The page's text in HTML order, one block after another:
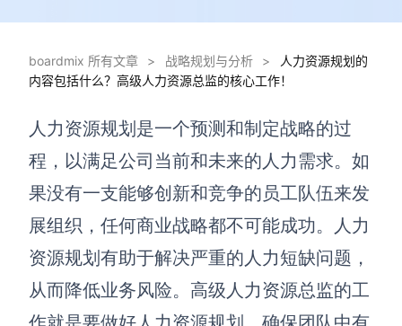
博思白板离线版
本地笔记存储，隐私白板空间
博思设计
一体化产品设计工具
AI生成PPT，支持在线编辑
资源与下载
向团队介绍
博思白板boardmix
boardmix 所有文章 > 战略规划与分析 >
人力资源规划的
内容包括什么？高级人力资源总监的核心工作！
人力资源规划是一个预测和制定战略的过
程，以满足公司当前和未来的人力需求。如
果没有一支能够创新和竞争的员工队伍来发
展组织，任何商业战略都不可能成功。人力
资源规划有助于解决严重的人力短缺问题，
从而降低业务风险。高级人力资源总监的工